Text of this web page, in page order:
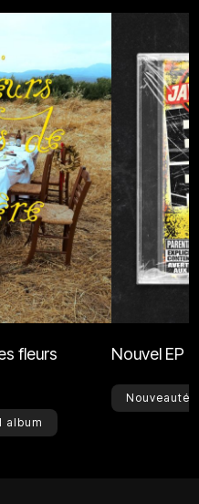
fleurs
album
Nouvel EP
Nouveautés